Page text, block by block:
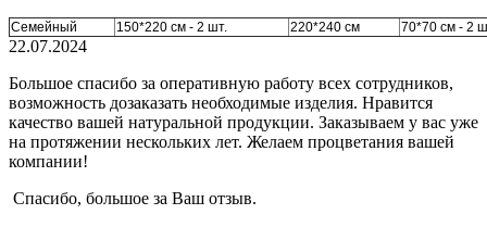
Семейный 150*220 см - 2 шт. 220*240 см 70*70 см - 2
22.07.2024
Большое спасибо за оперативную работу всех сотрудников,
возможность дозаказать необходимые изделия. Нравится
качество вашей натуральной продукции. Заказываем у вас уже
на протяжении нескольких лет. Желаем процветания вашей
компании!
Спасибо, большое за Ваш отзыв.